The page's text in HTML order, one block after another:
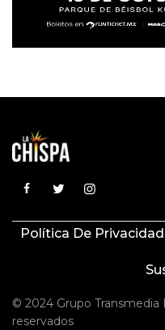
Política De Privacidad
© 2024 Grupo Transmedia
reservados